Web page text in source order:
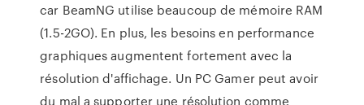
car BeamNG utilise beaucoup de mémoire RAM
(1.5-2GO). En plus, les besoins en performance
graphiques augmentent fortement avec la
résolution d'affichage. Un PC Gamer peut avoir
du mal a supporter une résolution comme